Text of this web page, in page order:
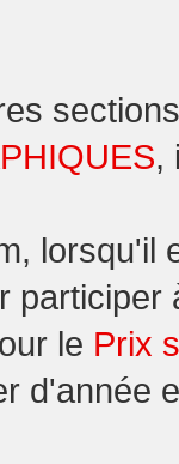
,
lorsqu'il
participer
le Prix
d'année